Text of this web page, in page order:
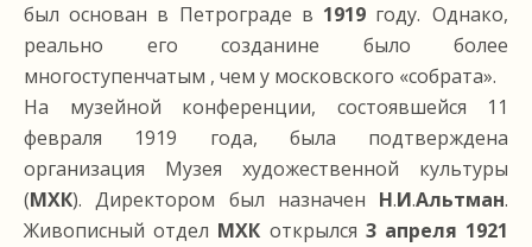
был основан в Петрограде в 1919году. Однако,
реально его созданине было более
многоступенчатым , чем у московского «собрата».
На музейной конференции, состоявшейся 11
февраля 1919 года, была подтверждена
организация Музея художественной культуры
(МХК). Директором был назначен Н.И.Альтман.
Живописный отдел МХК открылся 3 апреля 1921